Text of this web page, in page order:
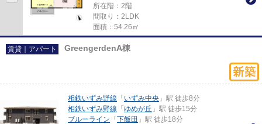
所在階：2階
間取り：2LDK
面積：54.26㎡
賃貸｜アパート GreengerdenA棟
相鉄いずみ野線 「 いずみ中央 」駅 徒歩8分
相鉄いずみ野線 「 ゆめが丘 」駅 徒歩15分
ブルーライン 「 下飯田 」駅 徒歩18分